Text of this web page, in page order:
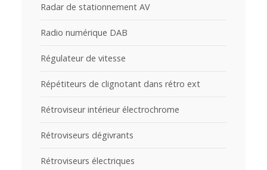
Radar de stationnement AV
Radio numérique DAB
Régulateur de vitesse
Répétiteurs de clignotant dans rétro ext
Rétroviseur intérieur électrochrome
Rétroviseurs dégivrants
Rétroviseurs électriques